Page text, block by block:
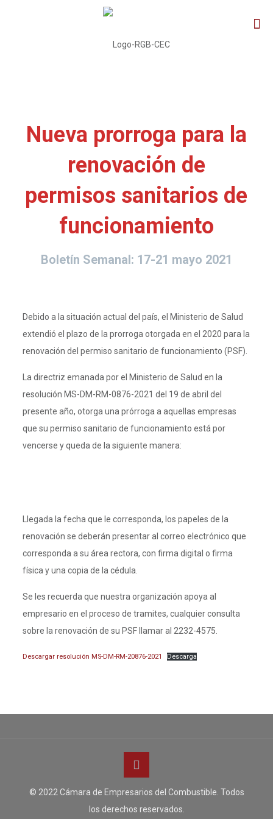
Nueva prorroga para la
renovación de
permisos sanitarios de
funcionamiento
Boletín Semanal: 17-21 mayo 2021
Debido a la situación actual del país, el Ministerio de Salud
extendió el plazo de la prorroga otorgada en el 2020 para la
renovación del permiso sanitario de funcionamiento (PSF).
La directriz emanada por el Ministerio de Salud en la
resolución MS-DM-RM-0876-2021 del 19 de abril del
presente año, otorga una prórroga a aquellas empresas
que su permiso sanitario de funcionamiento está por
vencerse y queda de la siguiente manera:
Llegada la fecha que le corresponda, los papeles de la
renovación se deberán presentar al correo electrónico que
corresponda a su área rectora, con firma digital o firma
física y una copia de la cédula.
Se les recuerda que nuestra organización apoya al
empresario en el proceso de tramites, cualquier consulta
sobre la renovación de su PSF llamar al 2232-4575.
Descargar resolución MS-DM-RM-20876-2021 Descarga
© 2022 Cámara de Empresarios del Combustible. Todos
los derechos reservados.